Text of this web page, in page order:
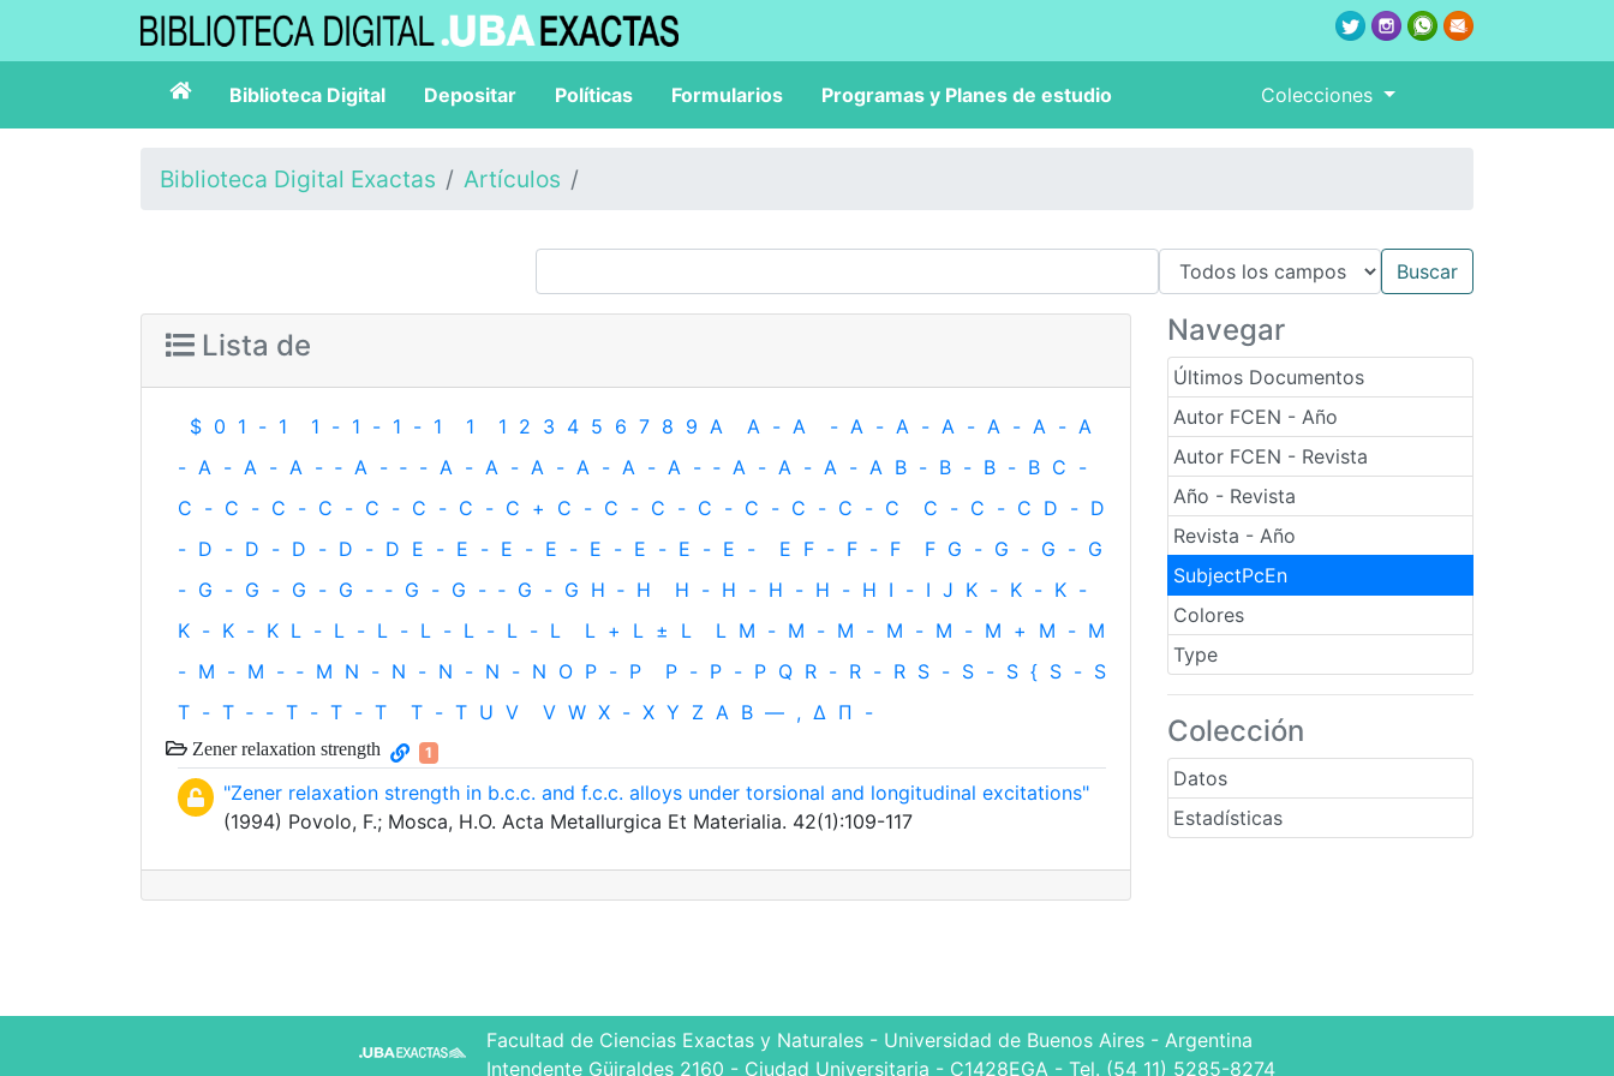
Biblioteca Digital Depositar Políticas Formularios Programas y Planes de estudio Colecciones
Biblioteca Digital Exactas Artículos
Navegar
Últimos Documentos
Autor FCEN - Año
Autor FCEN - Revista
Año - Revista
Revista - Año
SubjectPcEn
Colores
Type
Colección
Datos
Estadísticas
Lista de
$ 0 1 - 1 1 - 1 - 1 - 1 1 1 2 3 4 5 6 7 8 9 A A - A - A - A - A - A - A - A
- A - A - A - ‐ A - ‐ - A - A - A - A - A - A - ‐ A - A - A - A B - B - B - B C -
C - C - C - C - C - C - C - C + C - C - C - C - C - C - C - C C - C - C D - D
- D - D - D - D - D E - E - E - E - E - E - E - E - E F - F - F F G - G - G - G
- G - G - G - G - ‐ G - G - ‐ G - G H ‐ H H - H - H - H - H I - I J K - K - K -
K - K - K L - L - L - L - L - L - L L + L ± L L M - M - M - M - M - M + M - M
- M - M - ‐ M N - N - N - N - N O P - P P - P - P Q R - R - R S - S - S { S - S
T - T ‐ - T - T - T T - T U V V W X - X Y Z Α Β — , Δ Π -
Zener relaxation strength 1
"Zener relaxation strength in b.c.c. and f.c.c. alloys under torsional and longitudinal excitations"
(1994) Povolo, F.; Mosca, H.O. Acta Metallurgica Et Materialia. 42(1):109-117
Facultad de Ciencias Exactas y Naturales - Universidad de Buenos Aires - Argentina
Intendente Güiraldes 2160 - Ciudad Universitaria - C1428EGA - Tel. (54 11) 5285-8274